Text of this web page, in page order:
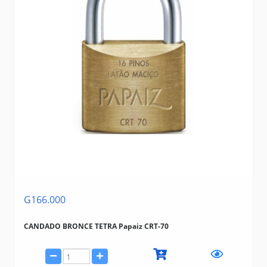
G166.000
CANDADO BRONCE TETRA Papaiz CRT-70